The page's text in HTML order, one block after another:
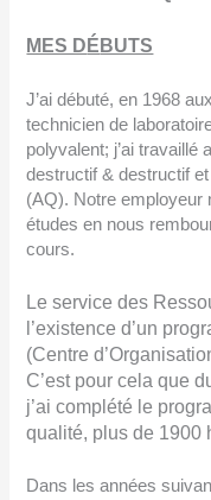
MES D É BUTS
J’ai débuté, en 1968
technicien de
polyvalent; j’ai travaillé
destructif & destructif
(AQ). Notre employeur
études en nous
cours.
Le service des
l’existence d’un
(Centre
C’est pour cela que
j’ai complété le
qualité, plus de 1900
Dans les années